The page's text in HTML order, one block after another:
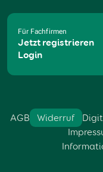
Für Fachfirmen
Jetzt registrieren
Login
AGB Widerruf